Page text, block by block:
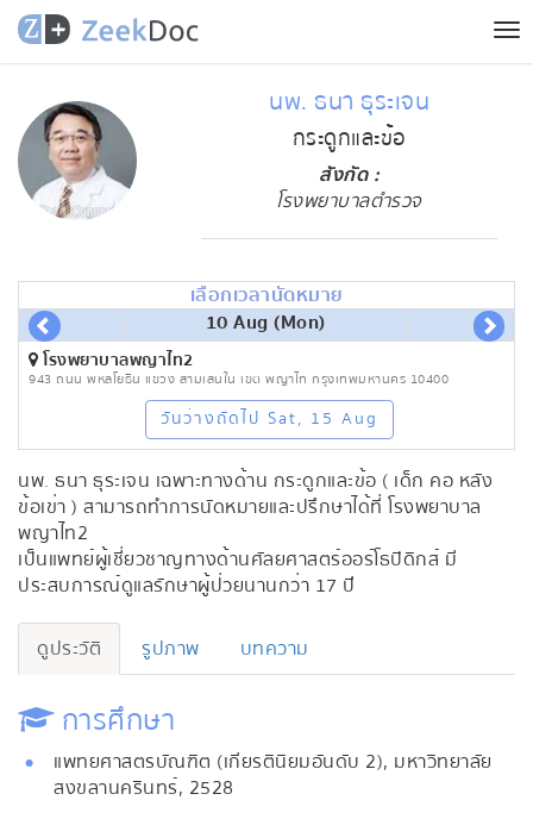
นพ. ธนา ธุระเจน
กระดูกและข้อ
สังกัด :
โรงพยาบาลตำรวจ
เลือกเวลานัดหมาย
10 Aug (Mon)
โรงพยาบาลพญาไท2
943 ถนน พหลโยธิน แขวง สามเสนใน เขต พญาไท กรุงเทพมหานคร 10400
วันว่างถัดไป Sat, 15 Aug
นพ. ธนา ธุระเจน เฉพาะทางด้าน กระดูกและข้อ ( เด็ก คอ หลัง
ข้อเข่า ) สามารถทำการนัดหมายและปรึกษาได้ที่ โรงพยาบาล
พญาไท2
เป็นแพทย์ผู้เชี่ยวชาญทางด้านศัลยศาสตร์ออร์โธปิดิกส์ มี
ประสบการณ์ดูแลรักษาผู้ป่วยนานกว่า 17 ปี
ดูประวัติ รูปภาพ บทความ
การศึกษา
แพทยศาสตรบัณฑิต (เกียรตินิยมอันดับ 2), มหาวิทยาลัย
สงขลานครินทร์, 2528